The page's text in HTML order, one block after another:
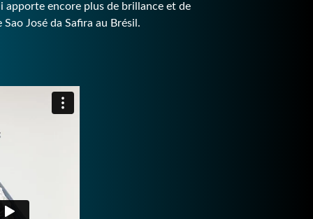
apporte encore plus de brillance et de
José da Safira au Brésil.